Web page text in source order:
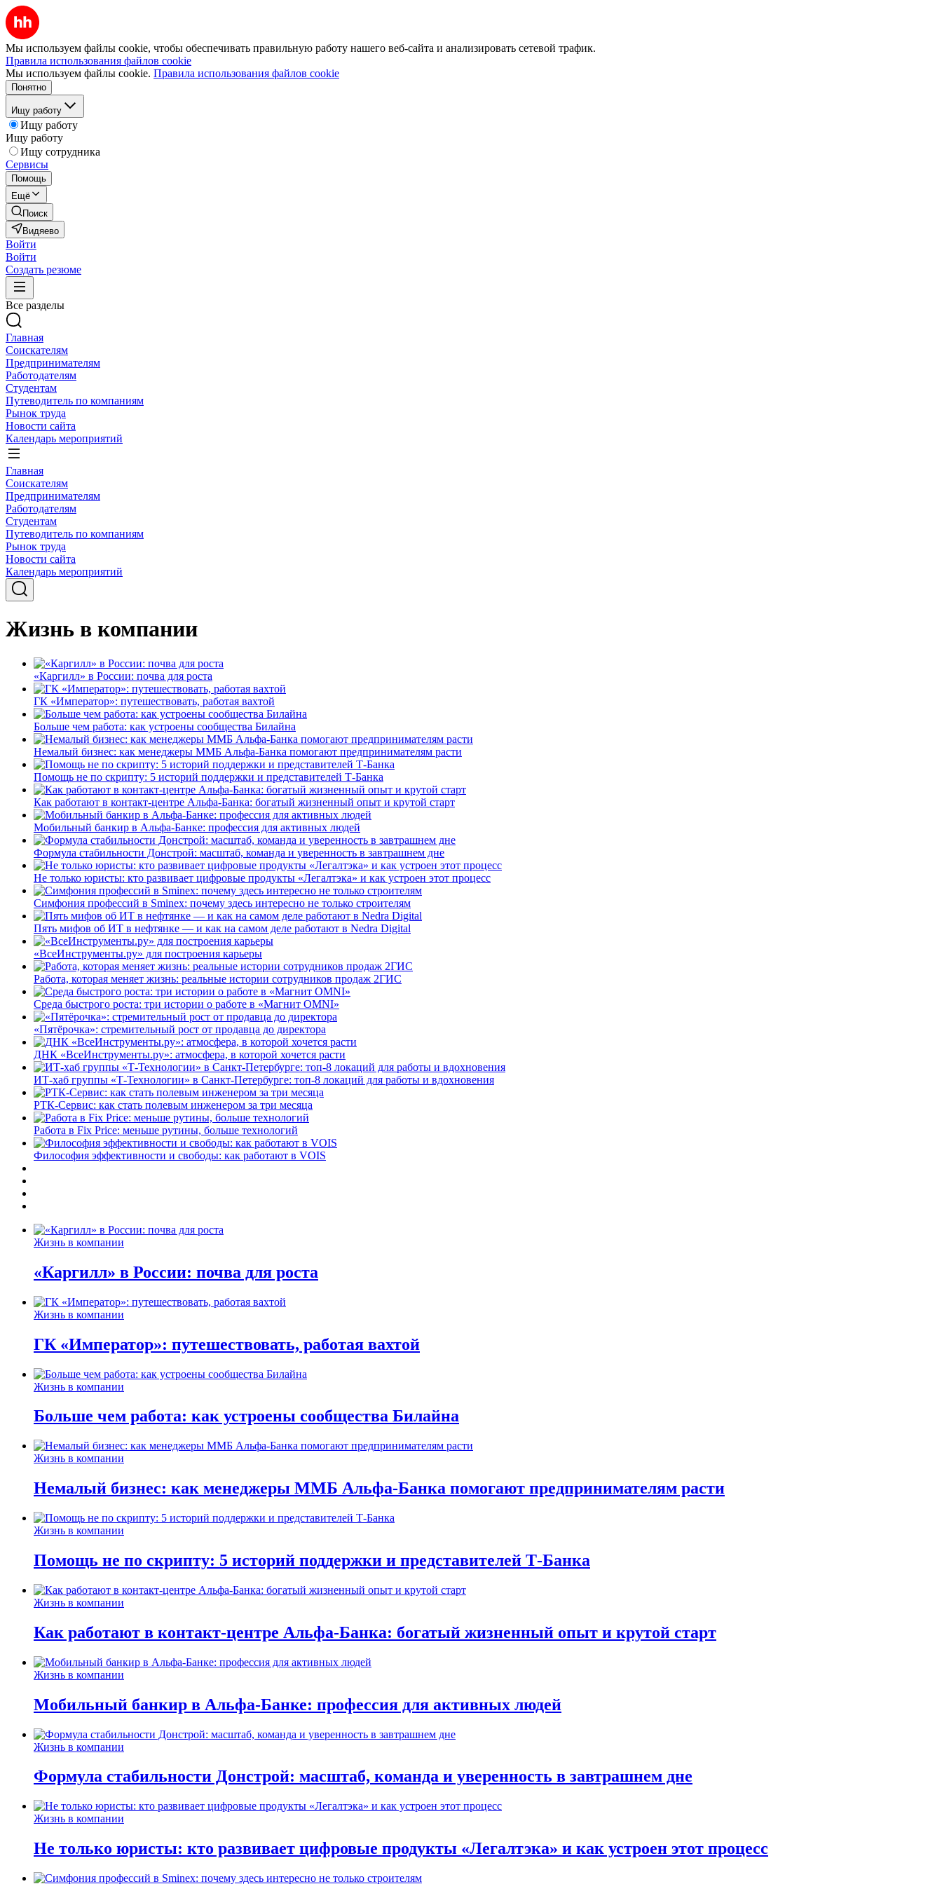
Мы используем файлы cookie, чтобы обеспечивать правильную работу нашего веб-сайта и анализировать сетевой трафик.
Правила использования файлов cookie
Мы используем файлы cookie. Правила использования файлов cookie
Понятно
Ищу работу
Ищу работу
Ищу работу
Ищу сотрудника
Сервисы
Помощь
Ещё
Поиск
Видяево
Войти
Войти
Создать резюме
Все разделы
Главная
Соискателям
Предпринимателям
Работодателям
Студентам
Путеводитель по компаниям
Рынок труда
Новости сайта
Календарь мероприятий
Главная
Соискателям
Предпринимателям
Работодателям
Студентам
Путеводитель по компаниям
Рынок труда
Новости сайта
Календарь мероприятий
Жизнь в компании
«Каргилл» в России: почва для роста
ГК «Император»: путешествовать, работая вахтой
Больше чем работа: как устроены сообщества Билайна
Немалый бизнес: как менеджеры ММБ Альфа-Банка помогают предпринимателям расти
Помощь не по скрипту: 5 историй поддержки и представителей Т-Банка
Как работают в контакт-центре Альфа-Банка: богатый жизненный опыт и крутой старт
Мобильный банкир в Альфа-Банке: профессия для активных людей
Формула стабильности Донстрой: масштаб, команда и уверенность в завтрашнем дне
Не только юристы: кто развивает цифровые продукты «Легалтэка» и как устроен этот процесс
Симфония профессий в Sminex: почему здесь интересно не только строителям
Пять мифов об ИТ в нефтянке — и как на самом деле работают в Nedra Digital
«ВсеИнструменты.ру» для построения карьеры
Работа, которая меняет жизнь: реальные истории сотрудников продаж 2ГИС
Среда быстрого роста: три истории о работе в «Магнит OMNI»
«Пятёрочка»: стремительный рост от продавца до директора
ДНК «ВсеИнструменты.ру»: атмосфера, в которой хочется расти
ИТ-хаб группы «Т-Технологии» в Санкт-Петербурге: топ-8 локаций для работы и вдохновения
РТК-Сервис: как стать полевым инженером за три месяца
Работа в Fix Price: меньше рутины, больше технологий
Философия эффективности и свободы: как работают в VOIS
Жизнь в компании
«Каргилл» в России: почва для роста
Жизнь в компании
ГК «Император»: путешествовать, работая вахтой
Жизнь в компании
Больше чем работа: как устроены сообщества Билайна
Жизнь в компании
Немалый бизнес: как менеджеры ММБ Альфа-Банка помогают предпринимателям расти
Жизнь в компании
Помощь не по скрипту: 5 историй поддержки и представителей Т-Банка
Жизнь в компании
Как работают в контакт-центре Альфа-Банка: богатый жизненный опыт и крутой старт
Жизнь в компании
Мобильный банкир в Альфа-Банке: профессия для активных людей
Жизнь в компании
Формула стабильности Донстрой: масштаб, команда и уверенность в завтрашнем дне
Жизнь в компании
Не только юристы: кто развивает цифровые продукты «Легалтэка» и как устроен этот процесс